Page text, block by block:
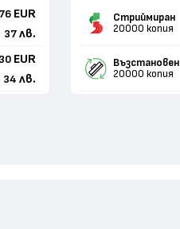
76 EUR
37 лв.
30 EUR
34 лв.
Стриймиран
20000 копия
Възстановен
20000 копия